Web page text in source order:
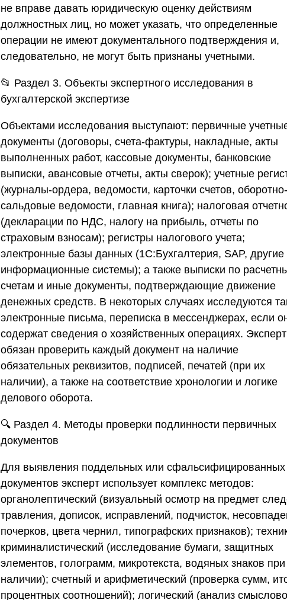
не вправе давать юридическую оценку действиям
должностных лиц, но может указать, что определенные
операции не имеют документального подтверждения и,
следовательно, не могут быть признаны учетными.
📂 Раздел 3. Объекты экспертного исследования в
бухгалтерской экспертизе
Объектами исследования выступают: первичные
документы (договоры, счета-фактуры, накладные, акты
выполненных работ, кассовые документы, банковские
выписки, авансовые отчеты, акты сверок); учетные
(журналы-ордера, ведомости, карточки счетов, оборотно-
сальдовые ведомости, главная книга); налоговая
(декларации по НДС, налогу на прибыль, отчеты по
страховым взносам); регистры налогового учета;
электронные базы данных (1С:Бухгалтерия, SAP, другие
информационные системы); а также выписки по
счетам и иные документы, подтверждающие движение
денежных средств. В некоторых случаях исследуются
электронные письма, переписка в мессенджерах, если
содержат сведения о хозяйственных операциях. Эксперт
обязан проверить каждый документ на наличие
обязательных реквизитов, подписей, печатей (при их
наличии), а также на соответствие хронологии и логике
делового оборота.
🔍 Раздел 4. Методы проверки подлинности первичных
документов
Для выявления поддельных или сфальсифицированных
документов эксперт использует комплекс методов:
органолептический (визуальный осмотр на предмет
травления, дописок, исправлений, подчисток,
почерков, цвета чернил, типографских признаков);
криминалистический (исследование бумаги, защитных
элементов, голограмм, микротекста, водяных знаков при
наличии); счетный и арифметический (проверка сумм,
процентных соотношений); логический (анализ